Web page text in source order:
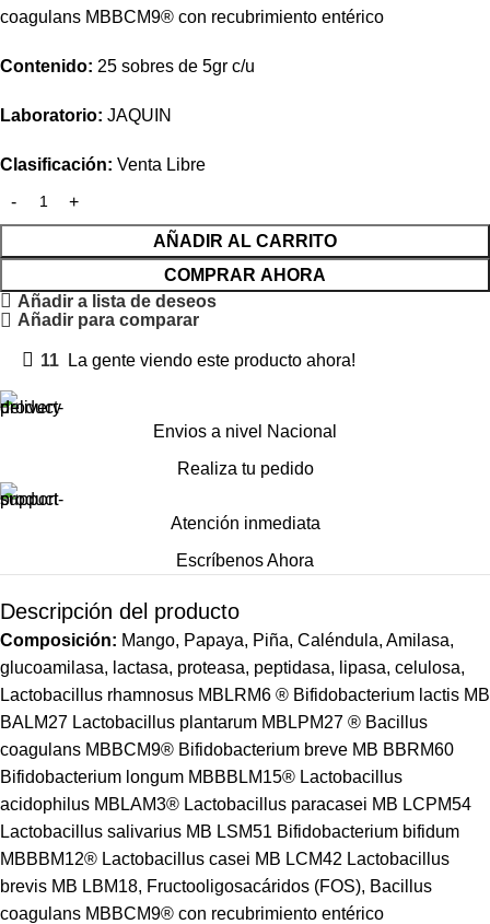
coagulans MBBCM9® con recubrimiento entérico
Contenido: 25 sobres de 5gr c/u
Laboratorio: JAQUIN
Clasificación: Venta Libre
AÑADIR AL CARRITO
COMPRAR AHORA
Añadir a lista de deseos
Añadir para comparar
11 La gente viendo este producto ahora!
Envios a nivel Nacional
Realiza tu pedido
Atención inmediata
Escríbenos Ahora
Descripción del producto
Composición: Mango, Papaya, Piña, Caléndula, Amilasa,
glucoamilasa, lactasa, proteasa, peptidasa, lipasa, celulosa,
Lactobacillus rhamnosus MBLRM6 ® Bifidobacterium lactis MB
BALM27 Lactobacillus plantarum MBLPM27 ® Bacillus
coagulans MBBCM9® Bifidobacterium breve MB BBRM60
Bifidobacterium longum MBBBLM15® Lactobacillus
acidophilus MBLAM3® Lactobacillus paracasei MB LCPM54
Lactobacillus salivarius MB LSM51 Bifidobacterium bifidum
MBBBM12® Lactobacillus casei MB LCM42 Lactobacillus
brevis MB LBM18, Fructooligosacáridos (FOS), Bacillus
coagulans MBBCM9® con recubrimiento entérico